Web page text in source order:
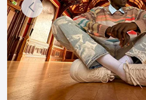
Новый 6-ядерный графический
процессоробеспечивает улучшенную
производительность графики.
Увеличение пропускной способности
памяти на 17%
— рекорд для iPhone —